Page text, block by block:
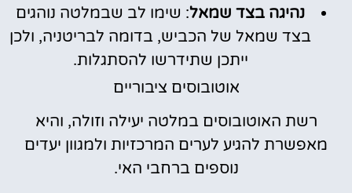
נהיגה בצד שמאל: שימו לב שבמלטה נוהגים
בצד שמאל של הכביש, בדומה לבריטניה, ולכן
ייתכן שתידרשו להסתגלות.
אוטובוסים ציבוריים
רשת האוטובוסים במלטה יעילה וזולה, והיא
מאפשרת להגיע לערים המרכזיות ולמגוון יעדים
נוספים ברחבי האי.